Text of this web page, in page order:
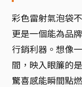
彩色雷射氣泡袋
更是一個能為品
行銷利器。想像
間，映入眼簾的
驚喜感能瞬間點